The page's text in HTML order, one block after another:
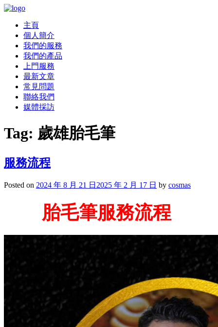
主頁
個人簡介
我們的服務
我們的產品
上門服務
最新文章
常見問題
聯絡我們
媒體採訪
Tag: 歲雄胎毛筆
服務流程
Posted on 2024 年 8 月 21 日 2025 年 2 月 17 日 by cosmas
胎毛筆服務流程